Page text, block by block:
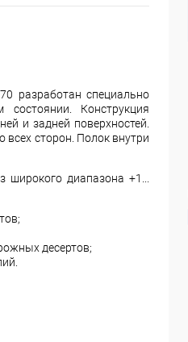
разработан специально
Конструкция
и задней поверхностей.
сторон. Полок внутри
широкого диапазона +1...
десертов;